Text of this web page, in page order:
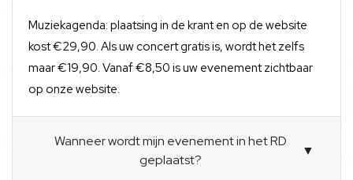
Muziekagenda: plaatsing in de krant en op de website
kost €29,90. Als uw concert gratis is, wordt het zelfs
maar €19,90. Vanaf €8,50 is uw evenement zichtbaar
op onze website.
Wanneer wordt mijn evenement in het RD
geplaatst?
▼